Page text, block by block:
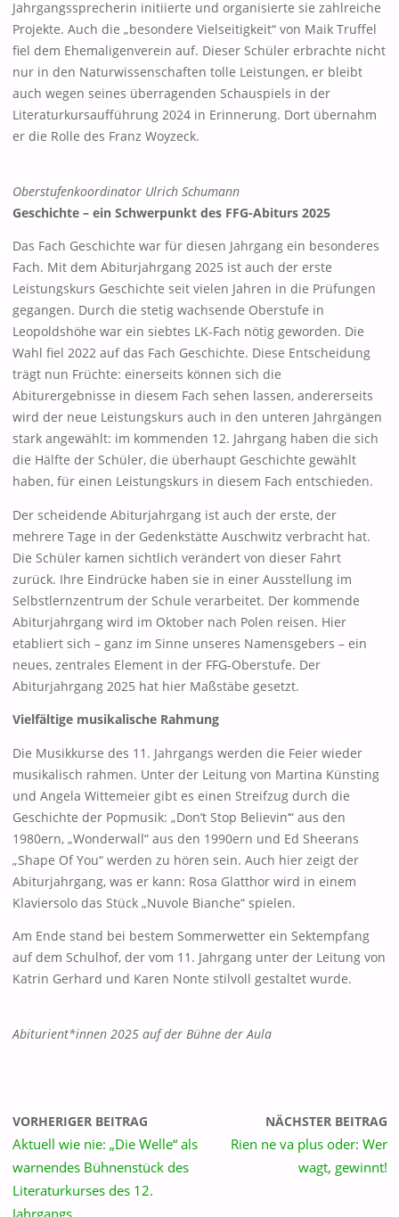
Jahrgangssprecherin initiierte und organisierte sie zahlreiche
Projekte. Auch die „besondere Vielseitigkeit“ von Maik Truffel
fiel dem Ehemaligenverein auf. Dieser Schüler erbrachte nicht
nur in den Naturwissenschaften tolle Leistungen, er bleibt
auch wegen seines überragenden Schauspiels in der
Literaturkursaufführung 2024 in Erinnerung. Dort übernahm
er die Rolle des Franz Woyzeck.
Oberstufenkoordinator Ulrich Schumann
Geschichte – ein Schwerpunkt des FFG-Abiturs 2025
Das Fach Geschichte war für diesen Jahrgang ein besonderes
Fach. Mit dem Abiturjahrgang 2025 ist auch der erste
Leistungskurs Geschichte seit vielen Jahren in die Prüfungen
gegangen. Durch die stetig wachsende Oberstufe in
Leopoldshöhe war ein siebtes LK-Fach nötig geworden. Die
Wahl fiel 2022 auf das Fach Geschichte. Diese Entscheidung
trägt nun Früchte: einerseits können sich die
Abiturergebnisse in diesem Fach sehen lassen, andererseits
wird der neue Leistungskurs auch in den unteren Jahrgängen
stark angewählt: im kommenden 12. Jahrgang haben die sich
die Hälfte der Schüler, die überhaupt Geschichte gewählt
haben, für einen Leistungskurs in diesem Fach entschieden.
Der scheidende Abiturjahrgang ist auch der erste, der
mehrere Tage in der Gedenkstätte Auschwitz verbracht hat.
Die Schüler kamen sichtlich verändert von dieser Fahrt
zurück. Ihre Eindrücke haben sie in einer Ausstellung im
Selbstlernzentrum der Schule verarbeitet. Der kommende
Abiturjahrgang wird im Oktober nach Polen reisen. Hier
etabliert sich – ganz im Sinne unseres Namensgebers – ein
neues, zentrales Element in der FFG-Oberstufe. Der
Abiturjahrgang 2025 hat hier Maßstäbe gesetzt.
Vielfältige musikalische Rahmung
Die Musikkurse des 11. Jahrgangs werden die Feier wieder
musikalisch rahmen. Unter der Leitung von Martina Künsting
und Angela Wittemeier gibt es einen Streifzug durch die
Geschichte der Popmusik: „Don’t Stop Believin‘“ aus den
1980ern, „Wonderwall“ aus den 1990ern und Ed Sheerans
„Shape Of You“ werden zu hören sein. Auch hier zeigt der
Abiturjahrgang, was er kann: Rosa Glatthor wird in einem
Klaviersolo das Stück „Nuvole Bianche“ spielen.
Am Ende stand bei bestem Sommerwetter ein Sektempfang
auf dem Schulhof, der vom 11. Jahrgang unter der Leitung von
Katrin Gerhard und Karen Nonte stilvoll gestaltet wurde.
Abiturient*innen 2025 auf der Bühne der Aula
VORHERIGER BEITRAG
Aktuell wie nie: „Die Welle“ als
warnendes Bühnenstück des
Literaturkurses des 12.
Jahrgangs
NÄCHSTER BEITRAG
Rien ne va plus oder: Wer
wagt, gewinnt!